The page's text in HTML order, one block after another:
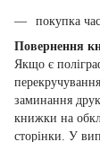
покупка
Повернення
Якщо є
заминання
книжки на
сторінки. У